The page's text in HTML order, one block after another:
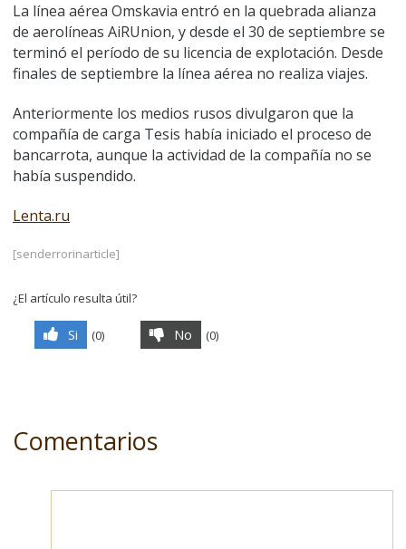
La línea aérea Omskavia entró en la quebrada alianza
de aerolíneas AiRUnion, y desde el 30 de septiembre se
terminó el período de su licencia de explotación. Desde
finales de septiembre la línea aérea no realiza viajes.
Anteriormente los medios rusos divulgaron que la
compañía de carga Tesis había iniciado el proceso de
bancarrota, aunque la actividad de la compañía no se
había suspendido.
Lenta.ru
[senderrorinarticle]
¿El artículo resulta útil?
Si (0) No (0)
Comentarios